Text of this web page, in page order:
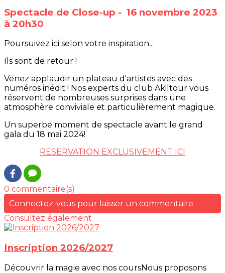
Spectacle de Close-up - 16 novembre 2023
à 20h30
Poursuivez ici selon votre inspiration...
Ils sont de retour !
Venez applaudir un plateau d'artistes avec des
numéros inédit ! Nos experts du club Akiltour vous
réservent de nombreuses surprises dans une
atmosphère conviviale et particulièrement magique.
Un superbe moment de spectacle avant le grand
gala du 18 mai 2024!
RESERVATION EXCLUSIVEMENT ICI
0 commentaire(s)
Connectez-vous pour laisser un commentaire
Consultez également
Inscription 2026/2027
Découvrir la magie avec nos coursNous proposons